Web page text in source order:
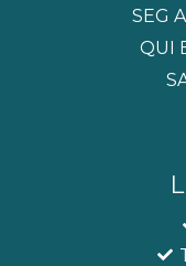
SEG
QUI